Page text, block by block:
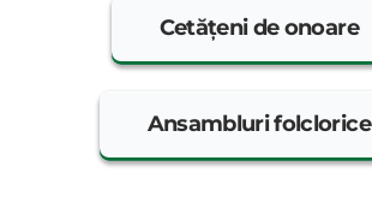
Cetățeni de onoare
Ansambluri folclorice